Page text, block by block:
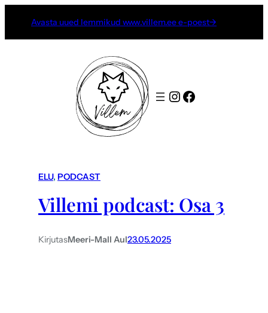
Avasta uued lemmikud www.villem.ee e-poest→
InstagramFacebook
ELU, PODCAST
Villemi podcast: Osa 3
KirjutasMeeri-Mall Aul23.05.2025